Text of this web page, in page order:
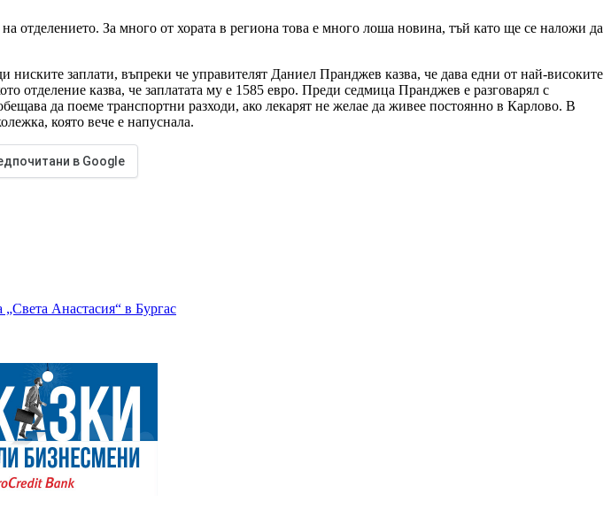
отделението. За много от хората в региона това е много лоша новина, тъй като ще се наложи да
заплати, въпреки че управителят Даниел Пранджев казва, че дава едни от най-високите
отделение казва, че заплатата му е 1585 евро. Преди седмица Пранджев е разговарял с
да поеме транспортни разходи, ако лекарят не желае да живее постоянно в Карлово. В
която вече е напуснала.
в Google
Анастасия“ в Бургас